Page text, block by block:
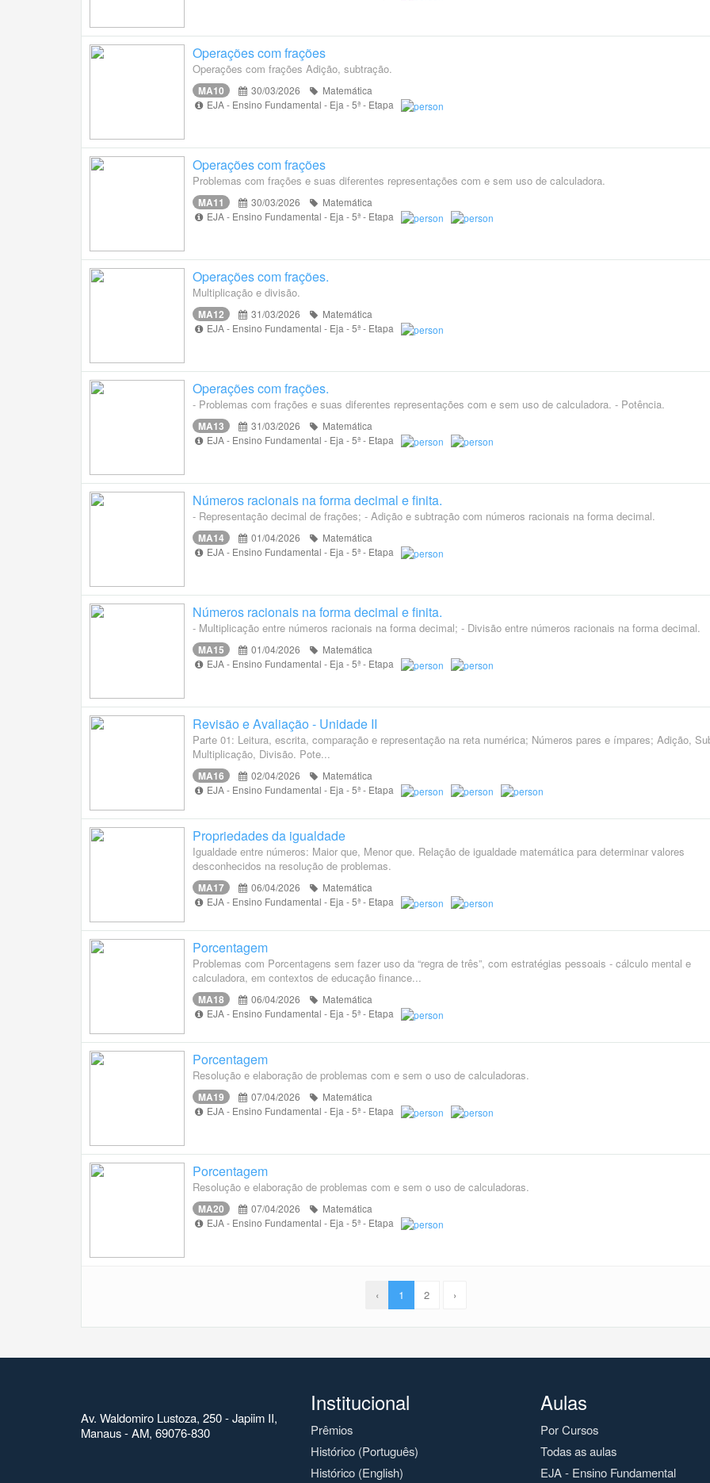
Operações com frações
Operações com frações Adição, subtração.
MA10 30/03/2026
Matemática
EJA - Ensino Fundamental - Eja - 5ª - Etapa
Operações com frações
Problemas com frações e suas diferentes representações com e sem uso de calculadora.
MA11 30/03/2026
Matemática
EJA - Ensino Fundamental - Eja - 5ª - Etapa
Operações com frações.
Multiplicação e divisão.
MA12 31/03/2026
Matemática
EJA - Ensino Fundamental - Eja - 5ª - Etapa
Operações com frações.
- Problemas com frações e suas diferentes representações com e sem uso de calculadora. - Potência.
MA13 31/03/2026
Matemática
EJA - Ensino Fundamental - Eja - 5ª - Etapa
Números racionais na forma decimal e finita.
- Representação decimal de frações; - Adição e subtração com números racionais na forma decimal.
MA14 01/04/2026
Matemática
EJA - Ensino Fundamental - Eja - 5ª - Etapa
Números racionais na forma decimal e finita.
- Multiplicação entre números racionais na forma decimal; - Divisão entre números racionais na forma decimal.
MA15 01/04/2026
Matemática
EJA - Ensino Fundamental - Eja - 5ª - Etapa
Revisão e Avaliação - Unidade II
Parte 01: Leitura, escrita, comparação e representação na reta numérica; Números pares e ímpares; Adição,
Multiplicação, Divisão. Pote...
MA16 02/04/2026
Matemática
EJA - Ensino Fundamental - Eja - 5ª - Etapa
Propriedades da igualdade
Igualdade entre números: Maior que, Menor que. Relação de igualdade matemática para determinar valores
desconhecidos na resolução de problemas.
MA17 06/04/2026
Matemática
EJA - Ensino Fundamental - Eja - 5ª - Etapa
Porcentagem
Problemas com Porcentagens sem fazer uso da “regra de três”, com estratégias pessoais - cálculo mental e
calculadora, em contextos de educação finance...
MA18 06/04/2026
Matemática
EJA - Ensino Fundamental - Eja - 5ª - Etapa
Porcentagem
Resolução e elaboração de problemas com e sem o uso de calculadoras.
MA19 07/04/2026
Matemática
EJA - Ensino Fundamental - Eja - 5ª - Etapa
Porcentagem
Resolução e elaboração de problemas com e sem o uso de calculadoras.
MA20 07/04/2026
Matemática
EJA - Ensino Fundamental - Eja - 5ª - Etapa
‹ 1 2 ›
Av. Waldomiro Lustoza, 250 - Japiim II,
Manaus - AM, 69076-830
Institucional
Prêmios
Histórico (Português)
Histórico (English)
Aulas
Por Cursos
Todas as aulas
EJA - Ensino Fundamental